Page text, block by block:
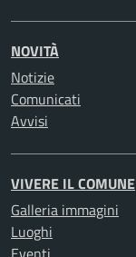
NOVITÀ
Notizie
Comunicati
Avvisi
VIVERE IL COMUNE
Galleria immagini
Luoghi